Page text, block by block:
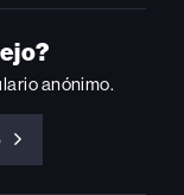
ON
FACEBOOK
anónimo.